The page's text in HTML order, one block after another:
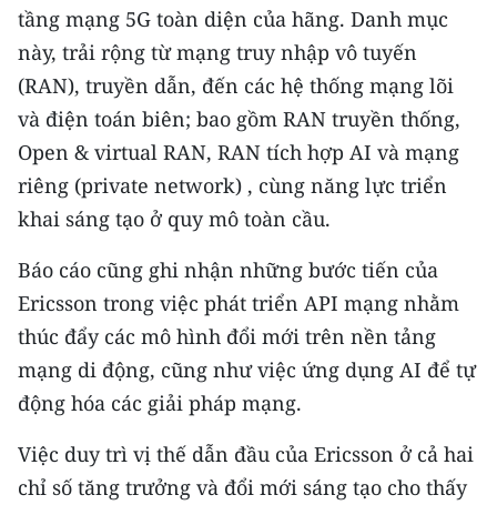
Media Văn hóa
Media Xã hội
Media Pháp luật
Media Du lịch
Media Thế giới
Media Thể thao
Media Giáo dục
Media Y tế
Media Môi trường
tầng mạng 5G toàn diện của hãng. Danh mục
này, trải rộng từ mạng truy nhập vô tuyến
(RAN), truyền dẫn, đến các hệ thống mạng lõi
và điện toán biên; bao gồm RAN truyền thống,
Open & virtual RAN, RAN tích hợp AI và mạng
riêng (private network) , cùng năng lực triển
khai sáng tạo ở quy mô toàn cầu.
Báo cáo cũng ghi nhận những bước tiến của
Ericsson trong việc phát triển API mạng nhằm
thúc đẩy các mô hình đổi mới trên nền tảng
mạng di động, cũng như việc ứng dụng AI để tự
động hóa các giải pháp mạng.
Việc duy trì vị thế dẫn đầu của Ericsson ở cả hai
chỉ số tăng trưởng và đổi mới sáng tạo cho thấy